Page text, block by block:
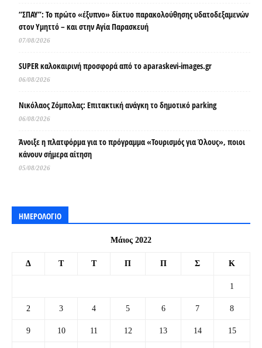
“ΣΠΑΥ”: Το πρώτο «έξυπνο» δίκτυο παρακολούθησης υδατοδεξαμενών
στον Υμηττό – και στην Αγία Παρασκευή
07/08/2026
SUPER καλοκαιρινή προσφορά από το aparaskevi-images.gr
06/08/2026
Νικόλαος Ζόμπολας: Επιτακτική ανάγκη το δημοτικό parking
06/08/2026
Άνοιξε η πλατφόρμα για το πρόγραμμα «Τουρισμός για Όλους», ποιοι
κάνουν σήμερα αίτηση
05/08/2026
ΗΜΕΡΟΛΟΓΙΟ
Μάιος 2022
Δ Τ Τ Π Π Σ Κ
1
2 3 4 5 6 7 8
9 10 11 12 13 14 15